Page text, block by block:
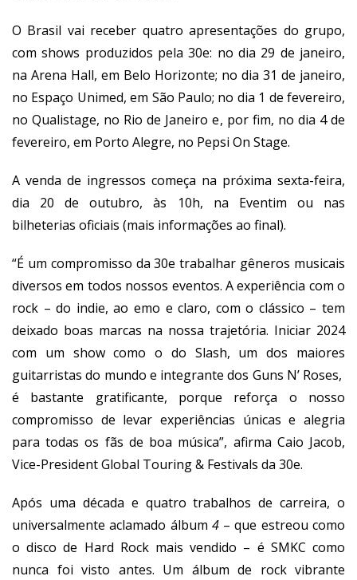
O Brasil vai receber quatro apresentações do grupo,
com shows produzidos pela 30e: no dia 29 de janeiro,
na Arena Hall, em Belo Horizonte; no dia 31 de janeiro,
no Espaço Unimed, em São Paulo; no dia 1 de fevereiro,
no Qualistage, no Rio de Janeiro e, por fim, no dia 4 de
fevereiro, em Porto Alegre, no Pepsi On Stage.
A venda de ingressos começa na próxima sexta-feira,
dia 20 de outubro, às 10h, na Eventim ou nas
bilheterias oficiais (mais informações ao final).
“É um compromisso da 30e trabalhar gêneros musicais
diversos em todos nossos eventos. A experiência com o
rock – do indie, ao emo e claro, com o clássico – tem
deixado boas marcas na nossa trajetória. Iniciar 2024
com um show como o do Slash, um dos maiores
guitarristas do mundo e integrante dos Guns N’ Roses,
é bastante gratificante, porque reforça o nosso
compromisso de levar experiências únicas e alegria
para todas os fãs de boa música”, afirma Caio Jacob,
Vice-President Global Touring & Festivals da 30e.
Após uma década e quatro trabalhos de carreira, o
universalmente aclamado álbum 4– que estreou como
o disco de Hard Rock mais vendido – é SMKC como
nunca foi visto antes. Um álbum de rock vibrante